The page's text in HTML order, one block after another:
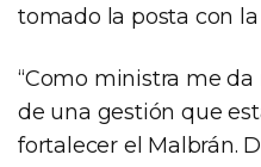
tomado la posta con
“Como ministra me
de una gestión que
fortalecer el Malbrán.